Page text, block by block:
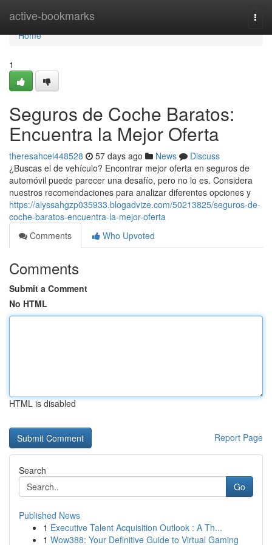
active-bookmarks
Home
Home
1
Seguros de Coche Baratos:
Encuentra la Mejor Oferta
theresahcel448528 57 days ago News
Discuss
¿Buscas el de vehículo? Encontrar mejor oferta en seguros de
automóvil puede parecer una desafío, pero no lo es. Considera
nuestros recomendaciones para analizar diferentes opciones y
https://alyssahgzp035933.blogadvize.com/50213825/seguros-de-
coche-baratos-encuentra-la-mejor-oferta
Comments
Who Upvoted
Comments
Submit a Comment
No HTML
HTML is disabled
Report Page
Search
Go
Published News
1 Executive Talent Acquisition Outlook : A Th...
1 Wow388: Your Definitive Guide to Virtual Gaming